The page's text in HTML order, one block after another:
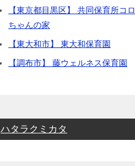
【東京都目黒区】 共同保育所コロ
ちゃんの家
【東大和市】 東大和保育園
【調布市】 藤ウェルネス保育園
ハタラクミカタ